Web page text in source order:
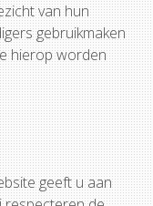
van hun
gebruikmaken
hierop worden
geeft u aan